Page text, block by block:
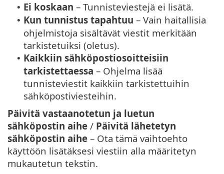
• Ei koskaan – Tunnisteviestejä ei lisätä.
• Kun tunnistus tapahtuu – Vain haitallisia
ohjelmistoja sisältävät viestit merkitään
tarkistetuiksi (oletus).
• Kaikkiin sähköpostiosoitteisiin
tarkistettaessa – Ohjelma lisää
tunnisteviestit kaikkiin tarkistettuihin
sähköpostiviesteihin.
Päivitä vastaanotetun ja luetun
sähköpostin aihe / Päivitä lähetetyn
sähköpostin aihe – Ota tämä vaihtoehto
käyttöön lisätäksesi viestiin alla määritetyn
mukautetun tekstin.